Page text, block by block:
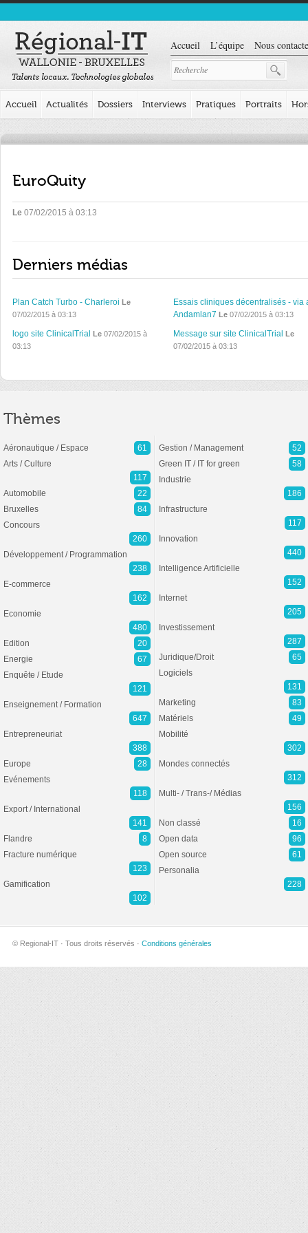
Accueil L’équipe Nous
Accueil Actualités Dossiers Interviews Pratiques Portraits
EuroQuity
Le 07/02/2015 à 03:13
Derniers médias
Plan Catch Turbo - Charleroi Le
07/02/2015 à 03:13
Essais cliniques décentralisés - via
Andamlan7 Le07/02/2015 à 03:13
logo site ClinicalTrial Le 07/02/2015 à
03:13
Message sur site ClinicalTrial Le
07/02/2015 à 03:13
Thèmes
Aéronautique / Espace
61
Arts / Culture
117
Automobile
22
Bruxelles
84
Concours
260
Développement / Programmation
238
E-commerce
162
Economie
480
Edition
20
Energie
67
Enquête / Etude
121
Enseignement / Formation
647
Entrepreneuriat
388
Europe
28
Evénements
118
Export / International
141
Flandre
8
Fracture numérique
123
Gamification
102
Gestion / Management
52
Green IT / IT for green
58
Industrie
186
Infrastructure
117
Innovation
440
Intelligence Artificielle
152
Internet
205
Investissement
287
Juridique/Droit
65
Logiciels
131
Marketing
83
Matériels
49
Mobilité
302
Mondes connectés
312
Multi- / Trans-/ Médias
156
Non classé
16
Open data
96
Open source
61
Personalia
228
© Regional-IT · Tous droits réservés · Conditions générales